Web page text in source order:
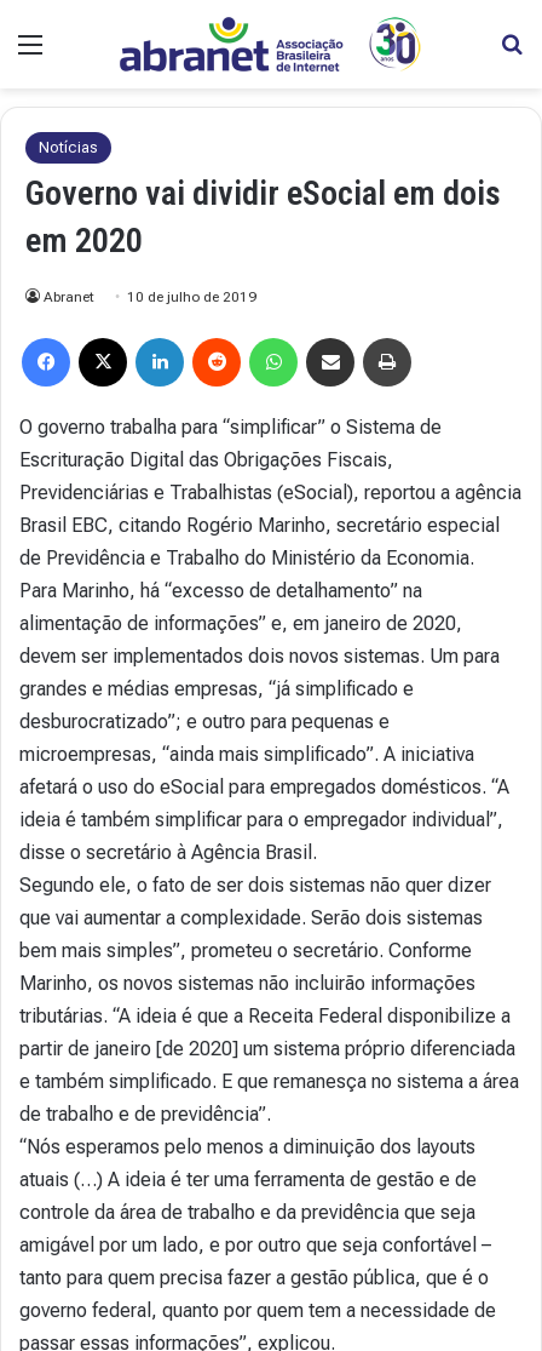
Notícias
Governo vai dividir eSocial em dois
em 2020
Abranet 10 de julho de 2019
O governo trabalha para “simplificar” o Sistema de
Escrituração Digital das Obrigações Fiscais,
Previdenciárias e Trabalhistas (eSocial), reportou a agência
Brasil EBC, citando Rogério Marinho, secretário especial
de Previdência e Trabalho do Ministério da Economia.
Para Marinho, há “excesso de detalhamento” na
alimentação de informações” e, em janeiro de 2020,
devem ser implementados dois novos sistemas. Um para
grandes e médias empresas, “já simplificado e
desburocratizado”; e outro para pequenas e
microempresas, “ainda mais simplificado”. A iniciativa
afetará o uso do eSocial para empregados domésticos. “A
ideia é também simplificar para o empregador individual”,
disse o secretário à Agência Brasil.
Segundo ele, o fato de ser dois sistemas não quer dizer
que vai aumentar a complexidade. Serão dois sistemas
bem mais simples”, prometeu o secretário. Conforme
Marinho, os novos sistemas não incluirão informações
tributárias. “A ideia é que a Receita Federal disponibilize a
partir de janeiro [de 2020] um sistema próprio diferenciada
e também simplificado. E que remanesça no sistema a área
de trabalho e de previdência”.
“Nós esperamos pelo menos a diminuição dos layouts
atuais (…) A ideia é ter uma ferramenta de gestão e de
controle da área de trabalho e da previdência que seja
amigável por um lado, e por outro que seja confortável –
tanto para quem precisa fazer a gestão pública, que é o
governo federal, quanto por quem tem a necessidade de
passar essas informações”, explicou.